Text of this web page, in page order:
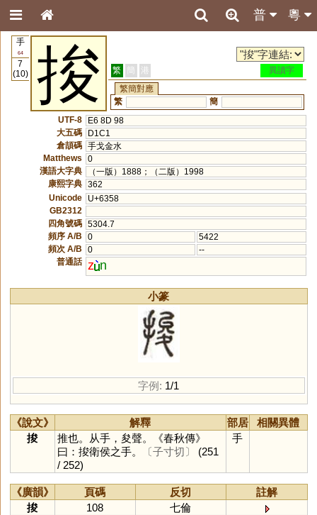
粵
普
手
64
7
(10)
捘 繁 簡 港
異讀字
繁簡對應
繁
簡
UTF-8
E6 8D 98
大五碼
D1C1
倉頡碼 手戈金水
Matthews
0
漢語大字典
（一版）1888；（二版）1998
康熙字典 362
Unicode
U+6358
GB2312
四角號碼 5304.7
頻序 A/B
0
5422
頻次 A/B
0
--
普通話 z n
小篆
字例: 1/1
《說文》 解釋 部居
相關異體
捘
推也。从手，夋聲。《春秋傳》
曰：捘衛侯之手。
〔子寸切〕
(251
/ 252)
手
《廣韻》 頁碼 反切
註解
捘
108
七倫